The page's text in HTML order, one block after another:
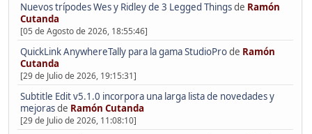
Nuevos trípodes Wes y Ridley de 3 Legged Thingsde Ramón
Cutanda
[05 de Agosto de 2026, 18:55:46]
QuickLink AnywhereTally para la gama StudioProde Ramón
Cutanda
[29 de Julio de 2026, 19:15:31]
Subtitle Edit v5.1.0 incorpora una larga lista de novedades y
mejorasde Ramón Cutanda
[29 de Julio de 2026, 11:08:10]